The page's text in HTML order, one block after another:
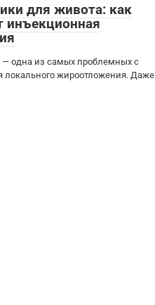
для живота: как
инъекционная
— одна из самых проблемных с
локального жироотложения. Даже